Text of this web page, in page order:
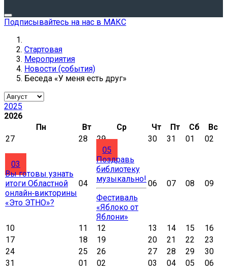
Подписывайтесь на нас в МАКС
Стартовая
Мероприятия
Новости (события)
Беседа «У меня есть друг»
2025
2026
Пн
Вт Ср Чт Пт Сб
Вс
27
28 29 30 31 01 02
03
Вы готовы узнать
итоги Областной
онлайн‑викторины
«Это ЭТНО»?
04
05
Поздравь
библиотеку
музыкально!
Фестиваль
«Яблоко от
Яблони»
06 07 08 09
10 11 12 13 14 15
16
17
18 19 20 21 22
23
24
25 26 27 28 29
30
31
01 02 03 04 05
06